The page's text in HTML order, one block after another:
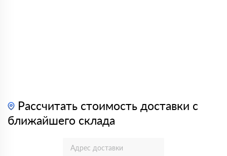
Рассчитать стоимость доставки с
ближайшего склада